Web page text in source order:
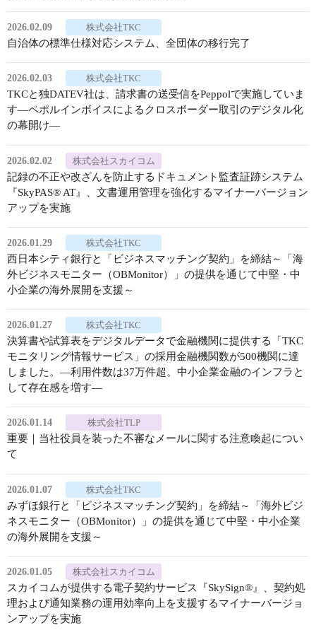
2026.02.09 株式会社TKC
自治体の標準仕様対応システム、全団体の移行完了
2026.02.03 株式会社TKC
TKCと独DATEV社は、請求書の送受信をPeppolで実施していま
す―ペポルインボイスによるクロスボーダー取引のデジタル化
の幕開け―
2026.02.02 株式会社スカイコム
記録の不正や改ざんを防止するドキュメント監査証跡システム
『SkyPAS® AT』、文書運用管理を強化するマイナーバージョン
アップを実施
2026.01.29 株式会社TKC
西日本シティ銀行と「ビジネスマッチング契約」を締結～「海
外ビジネスモニター（OBMonitor）」の提供を通じて中堅・中
小企業の海外展開を支援～
2026.01.27 株式会社TKC
決算書や試算表をデジタルデータで金融機関に提供する「TKC
モニタリング情報サービス」の採用金融機関数が500機関に達
しました。―利用件数は37万件超。中小企業金融のインフラと
して存在感を増す―
2026.01.14 株式会社TLP
重要｜当社役員を装った不審なメールに関する注意喚起につい
て
2026.01.07 株式会社TKC
みずほ銀行と「ビジネスマッチング契約」を締結～「海外ビジ
ネスモニター（OBMonitor）」の提供を通じて中堅・中小企業
の海外展開を支援～
2026.01.05 株式会社スカイコム
スカイコムが提供する電子契約サービス『SkySign®』、契約処
理および通知業務の運用効率向上を支援するマイナーバージョ
ンアップを実施